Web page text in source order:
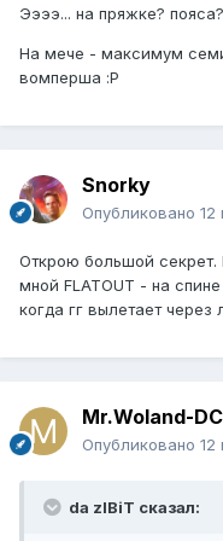
Ээээ... на пряжке? пояса?
На мече - максимум
вомперша :P
Snorky
Опубликовано 12
Открою большой секрет.
мной FLATOUT - на
когда гг вылетает через
Mr.Woland-
Опубликовано 12
da zIBiT сказал: